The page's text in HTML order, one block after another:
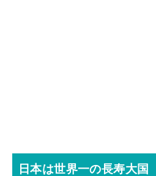
日本は世界一の長寿大国